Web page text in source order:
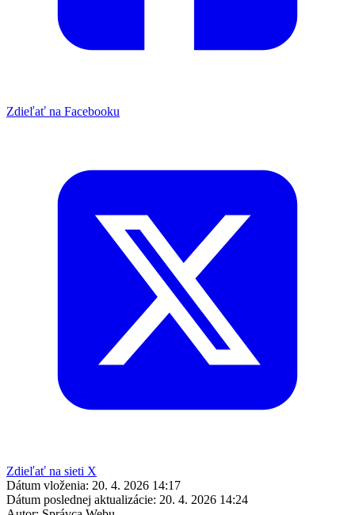
Zdieľať na Facebooku
Zdieľať na sieti X
Dátum vloženia: 20. 4. 2026 14:17
Dátum poslednej aktualizácie: 20. 4. 2026 14:24